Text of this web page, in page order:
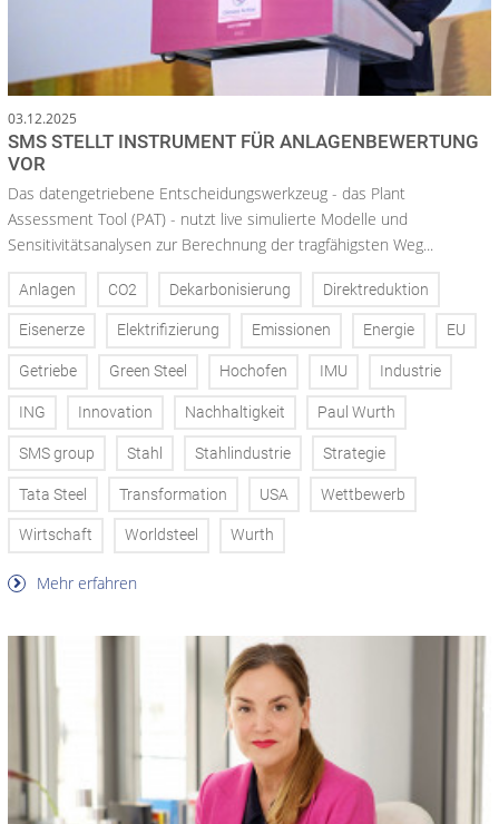
03.12.2025
SMS STELLT INSTRUMENT FÜR ANLAGENBEWERTUNG
VOR
Das datengetriebene Entscheidungswerkzeug - das Plant
Assessment Tool (PAT) - nutzt live simulierte Modelle und
Sensitivitätsanalysen zur Berechnung der tragfähigsten Weg...
Anlagen CO2 Dekarbonisierung Direktreduktion
Eisenerze Elektrifizierung Emissionen Energie EU
Getriebe Green Steel Hochofen IMU Industrie
ING Innovation Nachhaltigkeit Paul Wurth
SMS group Stahl Stahlindustrie Strategie
Tata Steel Transformation USA Wettbewerb
Wirtschaft Worldsteel Wurth
Mehr erfahren